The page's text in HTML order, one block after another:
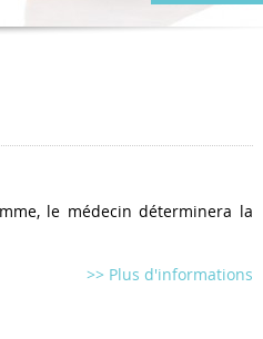
le médecin déterminera la
>> Plus d'informations